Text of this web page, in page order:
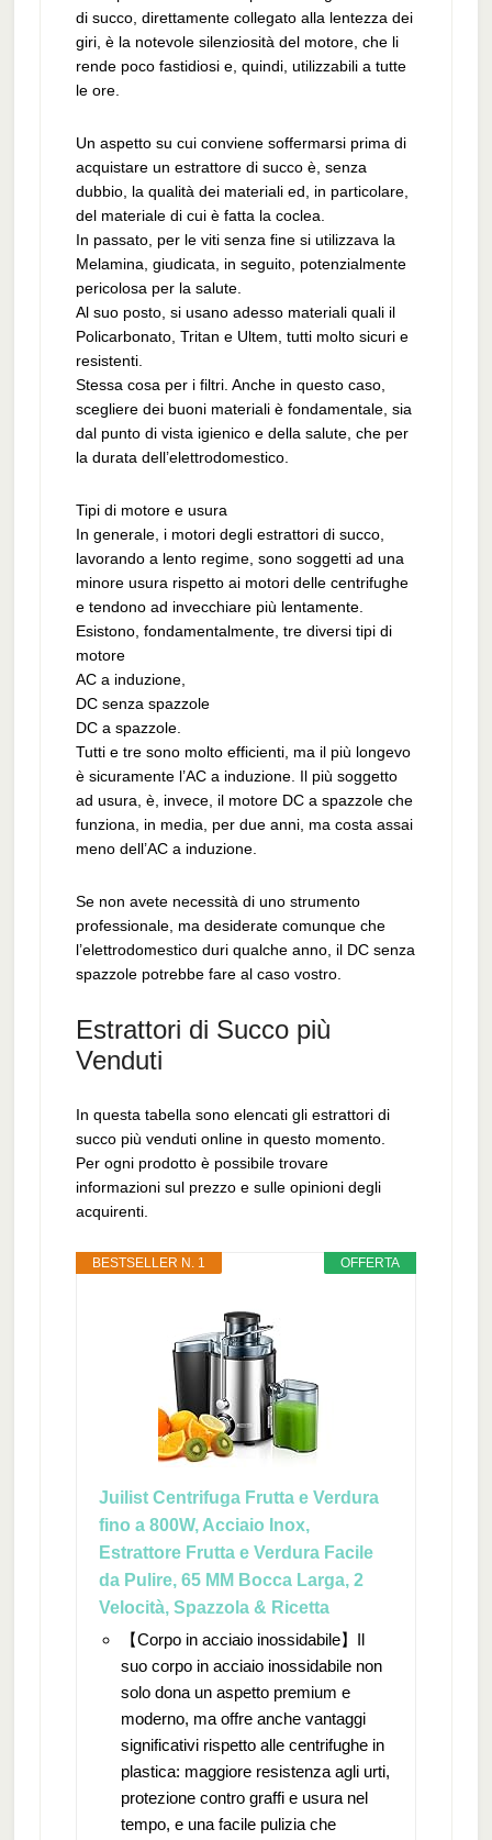
di succo, direttamente collegato alla lentezza dei
giri, è la notevole silenziosità del motore, che li
rende poco fastidiosi e, quindi, utilizzabili a tutte
le ore.
Un aspetto su cui conviene soffermarsi prima di
acquistare un estrattore di succo è, senza
dubbio, la qualità dei materiali ed, in particolare,
del materiale di cui è fatta la coclea.
In passato, per le viti senza fine si utilizzava la
Melamina, giudicata, in seguito, potenzialmente
pericolosa per la salute.
Al suo posto, si usano adesso materiali quali il
Policarbonato, Tritan e Ultem, tutti molto sicuri e
resistenti.
Stessa cosa per i filtri. Anche in questo caso,
scegliere dei buoni materiali è fondamentale, sia
dal punto di vista igienico e della salute, che per
la durata dell’elettrodomestico.
Tipi di motore e usura
In generale, i motori degli estrattori di succo,
lavorando a lento regime, sono soggetti ad una
minore usura rispetto ai motori delle centrifughe
e tendono ad invecchiare più lentamente.
Esistono, fondamentalmente, tre diversi tipi di
motore
AC a induzione,
DC senza spazzole
DC a spazzole.
Tutti e tre sono molto efficienti, ma il più longevo
è sicuramente l’AC a induzione. Il più soggetto
ad usura, è, invece, il motore DC a spazzole che
funziona, in media, per due anni, ma costa assai
meno dell’AC a induzione.
Se non avete necessità di uno strumento
professionale, ma desiderate comunque che
l’elettrodomestico duri qualche anno, il DC senza
spazzole potrebbe fare al caso vostro.
Estrattori di Succo più
Venduti
In questa tabella sono elencati gli estrattori di
succo più venduti online in questo momento.
Per ogni prodotto è possibile trovare
informazioni sul prezzo e sulle opinioni degli
acquirenti.
OFFERTA
BESTSELLER N. 1
Juilist Centrifuga Frutta e Verdura
fino a 800W, Acciaio Inox,
Estrattore Frutta e Verdura Facile
da Pulire, 65 MM Bocca Larga, 2
Velocità, Spazzola & Ricetta
【Corpo in acciaio inossidabile】Il
suo corpo in acciaio inossidabile non
solo dona un aspetto premium e
moderno, ma offre anche vantaggi
significativi rispetto alle centrifughe in
plastica: maggiore resistenza agli urti,
protezione contro graffi e usura nel
tempo, e una facile pulizia che